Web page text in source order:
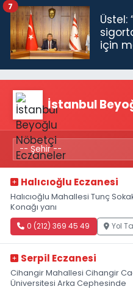
Üstel:
için
7
İstanbul
Halıcıoğlu Eczanesi
Halıcıoğlu Mahallesi Tunç
Konağı yanı
0 (212) 369 45 49 Yol
Serpil Eczanesi
Cihangir Mahallesi Cihangir
Üniversitesi Arka Cephesinde